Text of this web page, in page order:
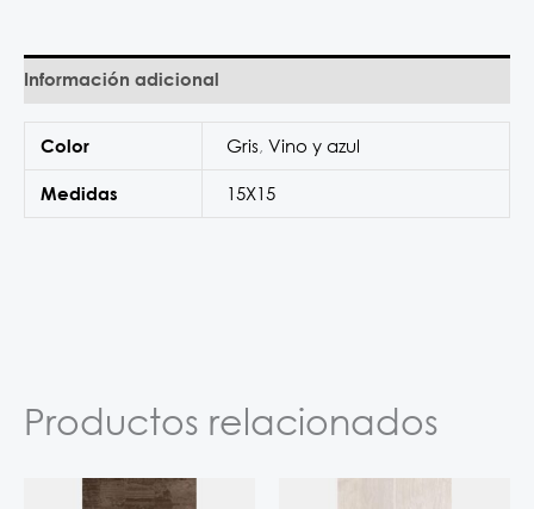
Información adicional
Color Gris, Vino y azul
Medidas 15X15
Productos relacionados